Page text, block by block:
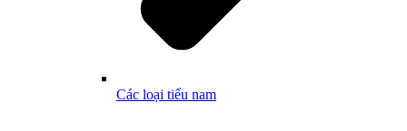
Các loại tiểu nam